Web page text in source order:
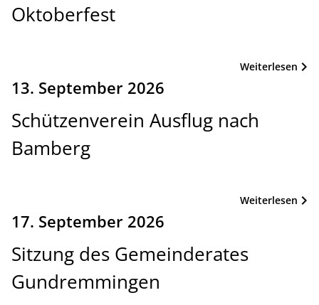
Oktoberfest
Weiterlesen
13. September 2026
Schützenverein Ausflug nach
Bamberg
Weiterlesen
17. September 2026
Sitzung des Gemeinderates
Gundremmingen